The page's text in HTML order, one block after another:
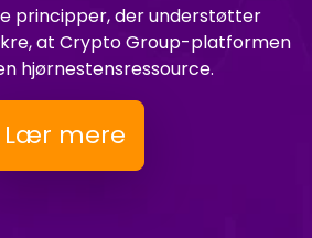
principper, der understøtter
at Crypto Group-platformen
hjørnestensressource.
Lær mere